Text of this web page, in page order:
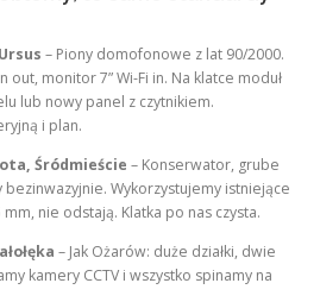
– Piony domofonowe z lat 90/2000.
out, monitor 7” Wi-Fi in. Na klatce moduł
lub nowy panel z czytnikiem.
i plan.
Śródmieście – Konserwator, grube
bezinwazyjnie. Wykorzystujemy istniejące
nie odstają. Klatka po nas czysta.
– Jak Ożarów: duże działki, dwie
kamery CCTV i wszystko spinamy na